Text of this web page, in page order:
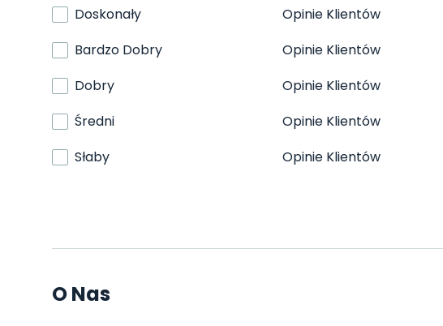
Doskonały
Opinie Klientów
Bardzo Dobry
Opinie Klientów
Dobry
Opinie Klientów
Średni
Opinie Klientów
Słaby
Opinie Klientów
O Nas